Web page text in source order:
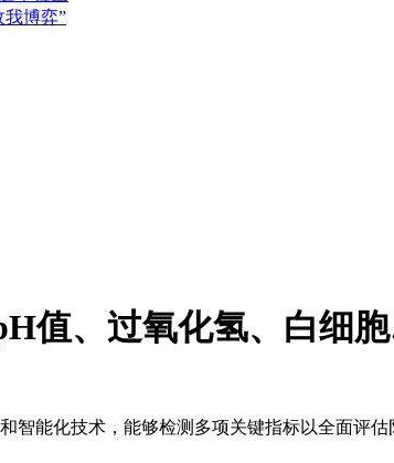
我博弈”
值、过氧化氢、白细
智能化技术，能够检测多项关键指标以全面评